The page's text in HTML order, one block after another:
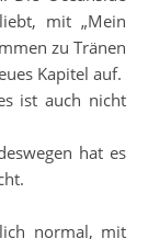
mit „Mein
zu Tränen
Kapitel auf.
ist auch nicht
hat es
normal, mit